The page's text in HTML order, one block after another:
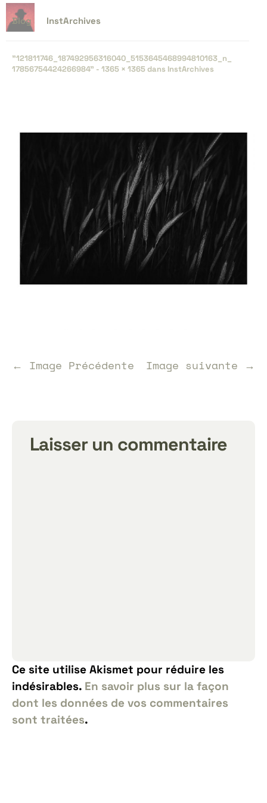
Blog InstArchives
"121811746_​187492956316040_​5153645468994810163_​n_​
17856754424266984" - 1365 × 1365dans InstArchives
← Image Précédente Image suivante →
Laisser un commentaire
Ce site utilise Akismet pour réduire les
indésirables. En savoir plus sur la façon
dont les données de vos commentaires
sont traitées.